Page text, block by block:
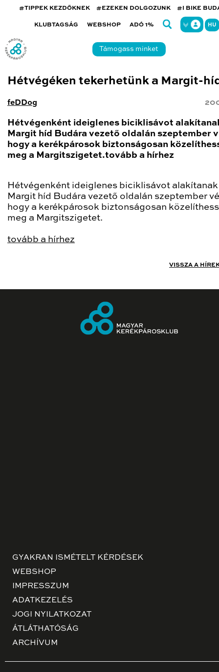
#TIPPEK KEZDŐKNEK #EZEKEN DOLGOZUNK #I BIKE
KLUBTAGSÁG WEBSHOP ADÓ 1% HU
Támogass minket
Hétvégéken tekerhetünk a Margit-
feDDog
Hétvégenként ideiglenes biciklisávot
Margit híd Budára vezető oldalán szeptember
hogy a kerékpárosok biztonságosan
meg a Margitszigetet.tovább a hírhez
Hétvégenként ideiglenes biciklisávot alakítanak
Margit híd Budára vezető oldalán szeptember
hogy a kerékpárosok biztonságosan
meg a Margitszigetet.
tovább a hírhez
VISSZA A
GYAKRAN ISMÉTELT KÉRDÉSEK
WEBSHOP
IMPRESSZUM
ADATKEZELÉS
JOGI NYILATKOZAT
ÁTLÁTHATÓSÁG
ARCHÍVUM